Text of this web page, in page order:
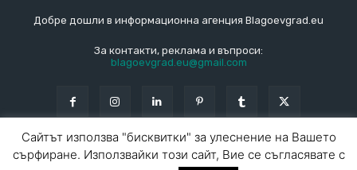
Добре дошли в информационна агенция Blagoevgrad.eu
За контакти, реклама и въпроси:
blagoevgrad.eu@gmail.com
Сайтът използва "бисквитки" за улеснение на Вашето
сърфиране. Използвайки този сайт, Вие се съгласявате с